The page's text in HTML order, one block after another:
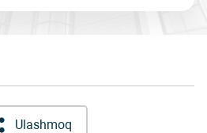
Ulashmoq